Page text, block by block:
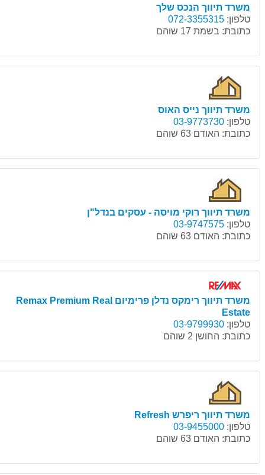
משרד תיווך הנכס שלך
טלפון:072-3355315
כתובת:בשמת 17 שוהם
משרד תיווך נייס האוס
טלפון:03-9773730
כתובת:האודם 63 שוהם
משרד תיווך רוקי מויסה - עסקים בנדל"ן
טלפון:03-9747575
כתובת:האודם 63 שוהם
משרד תיווך רימקס נדלן פרימיום Remax Premium Real
Estate
טלפון:03-9799930
כתובת:החושן 2 שוהם
משרד תיווך ריפרש Refresh
טלפון:03-9455000
כתובת:האודם 63 שוהם